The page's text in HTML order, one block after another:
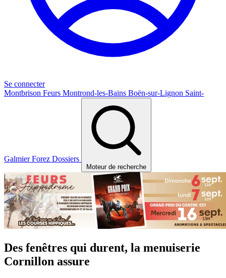
Se connecter
Montbrison Feurs Montrond-les-Bains Boën-sur-Lignon Saint-
GalmierForez Dossiers
Moteur de recherche
Des fenêtres qui durent, la menuiserie
Cornillon assure